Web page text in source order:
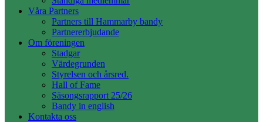
Våra Partners
Partners till Hammarby bandy
Partnererbjudande
Om föreningen
Stadgar
Värdegrunden
Styrelsen och årsred.
Hall of Fame
Säsongsrapport 25/26
Bandy in english
Kontakta oss